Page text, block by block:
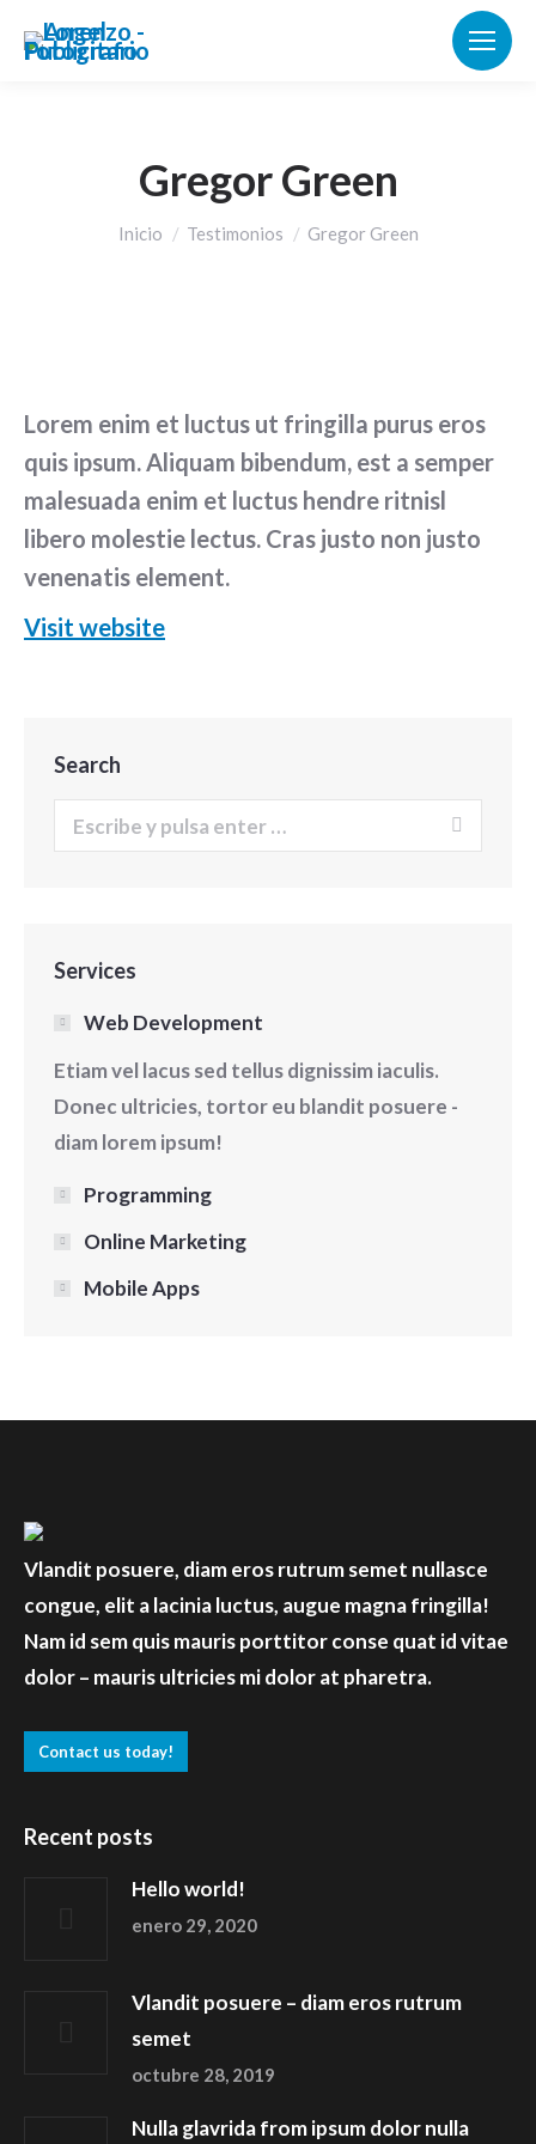
Gregor Green
Estás aquí:
Inicio Testimonios Gregor Green
Lorem enim et luctus ut fringilla purus eros
quis ipsum. Aliquam bibendum, est a semper
malesuada enim et luctus hendre ritnisl
libero molestie lectus. Cras justo non justo
venenatis element.
Visit website
Search
Buscar:
Services
Web Development
Etiam vel lacus sed tellus dignissim iaculis.
Donec ultricies, tortor eu blandit posuere -
diam lorem ipsum!
Programming
Online Marketing
Mobile Apps
Vlandit posuere, diam eros rutrum semet nullasce
congue, elit a lacinia luctus, augue magna fringilla!
Nam id sem quis mauris porttitor conse quat id vitae
dolor – mauris ultricies mi dolor at pharetra.
Contact us today!
Recent posts
Hello world!
enero 29, 2020
Vlandit posuere – diam eros rutrum
semet
octubre 28, 2019
Nulla glavrida from ipsum dolor nulla